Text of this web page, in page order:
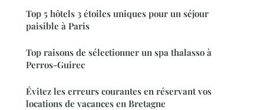
Top 5 hôtels 3 étoiles uniques pour un séjour
paisible à Paris
Top raisons de sélectionner un spa thalasso à
Perros-Guirec
Évitez les erreurs courantes en réservant vos
locations de vacances en Bretagne